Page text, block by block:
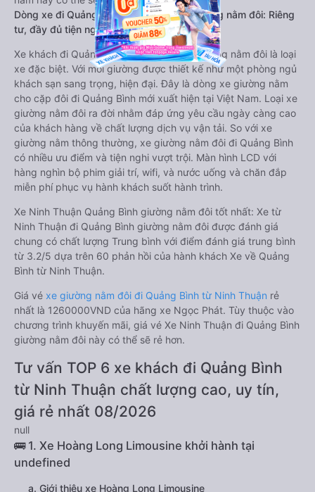
Dòng xe đi Quảng Bình từ Ninh Thuận giường nằm đôi: Riêng
tư, đầy đủ tiện nghi
Xe khách đi Quảng Bình từ Ninh Thuận giường nằm đôi là loại
xe đặc biệt. Với mỗi giường được thiết kế như một phòng ngủ
khách sạn sang trọng, hiện đại. Đây là dòng xe giường nằm
cho cặp đôi đi Quảng Bình mới xuất hiện tại Việt Nam. Loại xe
giường nằm đôi ra đời nhằm đáp ứng yêu cầu ngày càng cao
của khách hàng về chất lượng dịch vụ vận tải. So với xe
giường nằm thông thường, xe giường nằm đôi đi Quảng Bình
có nhiều ưu điểm và tiện nghi vượt trội. Màn hình LCD với
hàng nghìn bộ phim giải trí, wifi, và nước uống và chăn đắp
miễn phí phục vụ hành khách suốt hành trình.
Xe Ninh Thuận Quảng Bình giường nằm đôi tốt nhất: Xe từ
Ninh Thuận đi Quảng Bình giường nằm đôi được đánh giá
chung có chất lượng Trung bình với điểm đánh giá trung bình
từ 3.2/5 dựa trên 60 phản hồi của hành khách Xe về Quảng
Bình từ Ninh Thuận.
Giá vé xe giường nằm đôi đi Quảng Bình từ Ninh Thuận rẻ
nhất là 1260000VND của hãng xe Ngọc Phát. Tùy thuộc vào
chương trình khuyến mãi, giá vé Xe Ninh Thuận đi Quảng Bình
giường nằm đôi này có thể sẽ rẻ hơn.
Tư vấn TOP 6 xe khách đi Quảng Bình
từ Ninh Thuận chất lượng cao, uy tín,
giá rẻ nhất 08/2026
null
🚌 1. Xe Hoàng Long Limousine khởi hành tại
undefined
a. Giới thiệu xe Hoàng Long Limousine